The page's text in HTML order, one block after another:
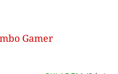
Gamer